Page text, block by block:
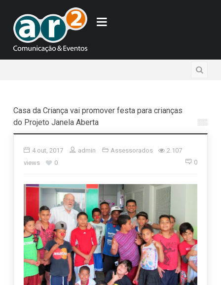
Casa da Criança vai promover festa para crianças
do Projeto Janela Aberta
4 out, 2017 admin Assessorados
2.107
views
0 0